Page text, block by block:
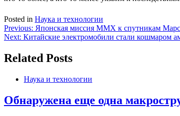
Posted in Наука и технологии
Навигация
по
записям
Previous: Японская миссия MMX к спутникам
Next: Китайские электромобили стали кошмаром
Related Posts
Наука и технологии
Обнаружена еще одна